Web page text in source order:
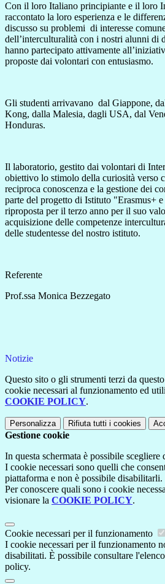
Con il loro Italiano principiante e il loro
raccontato la loro esperienza e le
discusso su problemi di interesse
dell’interculturalità con i nostri alunni di
hanno partecipato attivamente
proposte dai volontari con entusiasmo.
Gli studenti arrivavano dal Giappone,
Kong, dalla Malesia, dagli USA, dal
Honduras.
Il laboratorio, gestito dai volontari di
obiettivo lo stimolo della curiosità verso
reciproca conoscenza e la gestione dei
parte del progetto di Istituto "Erasmus+ e
riproposta per il terzo anno per il suo
acquisizione delle competenze
delle studentesse del nostro istituto.
Referente
Prof.ssa Monica Bezzegato
Notizie
Questo sito o gli strumenti terzi da
cookie necessari al funzionamento ed
COOKIE POLICY.
Personalizza Rifiuta tutti i cookies
Gestione cookie
In questa schermata è possibile
I cookie necessari sono quelli che
piattaforma e non è possibile disabilitarli.
Per conoscere quali sono i cookie
visionare la COOKIE POLICY.
Cookie necessari per il funzionamento
I cookie necessari per il funzionamento
disabilitati. È possibile consultare
policy.